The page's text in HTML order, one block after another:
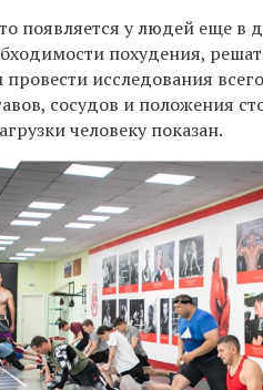
появляется у людей еще в
похудения,
исследования
сосудов и положения
человеку показан.